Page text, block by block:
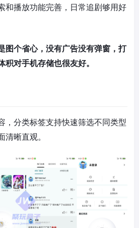
和播放功能完善，日常追剧够用好
图个省心，没有广告没有弹窗，打
对手机存储也很友好。
，分类标签支持快速筛选不同类型
晰直观。